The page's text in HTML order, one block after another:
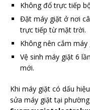
Không đổ trực tiếp
Đặt máy giặt ở nơi
trực tiếp từ mặt trời.
Không nên cắm
Vệ sinh máy giặt 6
mới.
Khi máy giặt có dấu
sửa máy giặt tại